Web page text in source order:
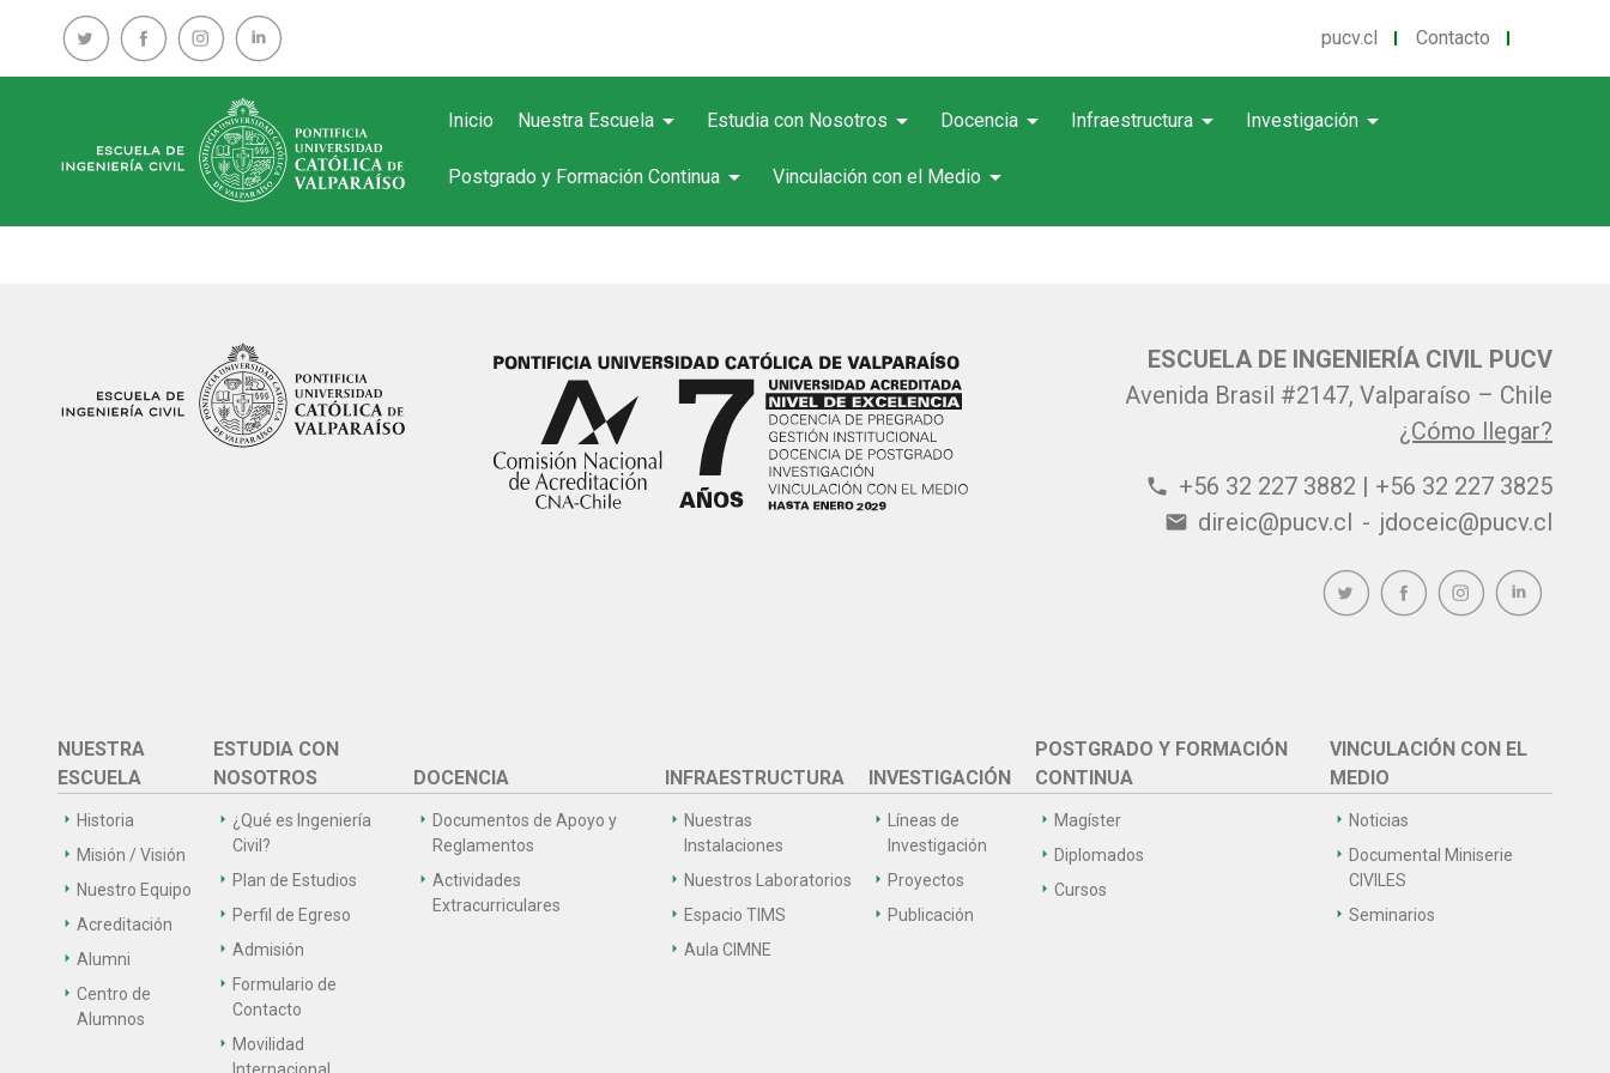
pucv.cl Contacto
Inicio Nuestra Escuela arrow_drop_down Estudia con Nosotros arrow_drop_down Docencia arrow_drop_down Infraestructura arrow_drop_down Investigación arrow_drop_down
Postgrado y Formación Continua arrow_drop_down Vinculación con el Medio arrow_drop_down
ESCUELA DE INGENIERÍA CIVIL PUCV
Avenida Brasil #2147, Valparaíso – Chile
¿Cómo llegar?
phone +56 32 227 3882 | +56 32 227 3825
email direic@pucv.cl - jdoceic@pucv.cl
NUESTRA
ESCUELA
Historia
Misión / Visión
Nuestro Equipo
Acreditación
Alumni
Centro de
Alumnos
ESTUDIA CON
NOSOTROS
¿Qué es Ingeniería
Civil?
Plan de Estudios
Perfil de Egreso
Admisión
Formulario de
Contacto
Movilidad
DOCENCIA
Documentos de Apoyo y
Reglamentos
Actividades
Extracurriculares
INFRAESTRUCTURA
Nuestras
Instalaciones
Nuestros Laboratorios
Espacio TIMS
Aula CIMNE
INVESTIGACIÓN
Líneas de
Investigación
Proyectos
Publicación
POSTGRADO Y FORMACIÓN
CONTINUA
Magíster
Diplomados
Cursos
VINCULACIÓN CON EL
MEDIO
Noticias
Documental Miniserie
CIVILES
Seminarios